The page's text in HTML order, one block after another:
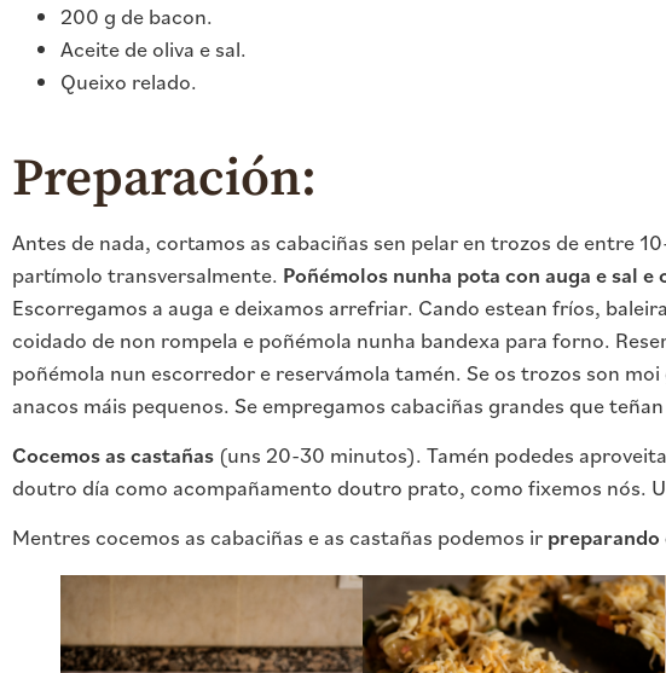
200 g de bacon.
Aceite de oliva e sal.
Queixo relado.
Preparación:
Antes de nada, cortamos as cabaciñas sen pelar en trozos de entre
partímolo transversalmente. Poñémolos nunha pota con auga e sal e
Escorregamos a auga e deixamos arrefriar. Cando estean fríos,
coidado de non rompela e poñémola nunha bandexa para forno.
poñémola nun escorredor e reservámola tamén. Se os trozos son
anacos máis pequenos. Se empregamos cabaciñas grandes que
Cocemos as castañas (uns 20-30 minutos). Tamén podedes
doutro día como acompañamento doutro prato, como fixemos nós.
Mentres cocemos as cabaciñas e as castañas podemos ir preparando